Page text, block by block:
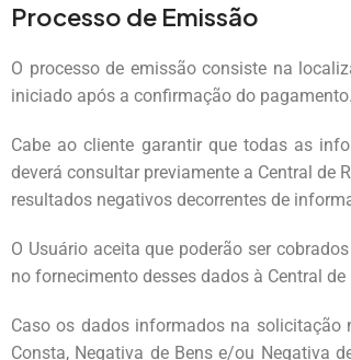
Processo de Emissão
O processo de emissão consiste na
iniciado após a confirmação do pagamento.
Cabe ao cliente garantir que todas as
deverá consultar previamente a Central de
resultados negativos decorrentes de
O Usuário aceita que poderão ser
no fornecimento desses dados à Central
Caso os dados informados na solicitação
Consta, Negativa de Bens e/ou Negativa